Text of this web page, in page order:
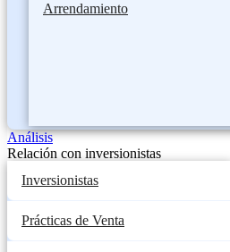
Arrendamiento
Análisis
Relación con inversionistas
Inversionistas
Prácticas de Venta